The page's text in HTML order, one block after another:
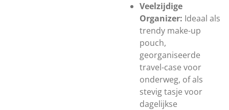
Veelzijdige
Organizer: Ideaal als
trendy make-up
pouch,
georganiseerde
travel-case voor
onderweg, of als
stevig tasje voor
dagelijkse